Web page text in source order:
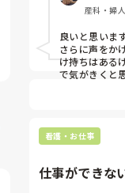
産科・婦
良いと思いま
さらに声をか
け持ちはある
で気がきくと
看護・お仕事
仕事ができな